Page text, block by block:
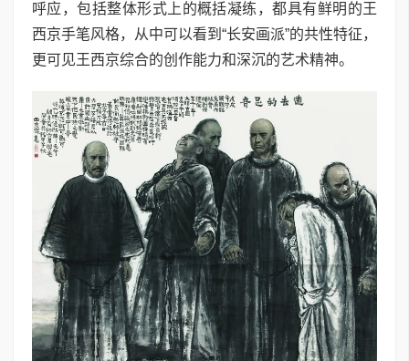
呼应，包括整体形式上的概括凝练，都具有鲜明的王
西京手笔风格，从中可以看到“长安画派”的共性特征，
更可见王西京综合的创作能力和深沉的艺术精神。